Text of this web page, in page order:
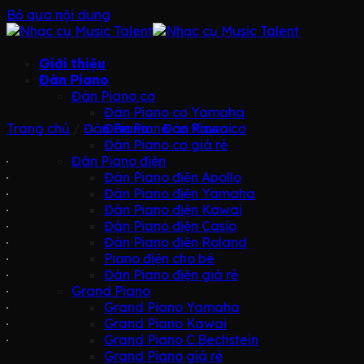
Bỏ qua nội dung
Giới thiệu
Đàn Piano
Đàn Piano cơ
Đàn Piano cơ Yamaha
Đàn Piano cơ Kawai
Đàn Piano cơ giá rẻ
Đàn Piano điện
Đàn Piano điện Apollo
Đàn Piano điện Yamaha
Đàn Piano điện Kawai
Đàn Piano điện Casio
Đàn Piano điện Roland
Piano điện cho bé
Đàn Piano điện giá rẻ
Grand Piano
Grand Piano Yamaha
Grand Piano Kawai
Grand Piano C.Bechstein
Grand Piano giá rẻ
Trang chủ Đàn Piano / Đàn Piano cơ